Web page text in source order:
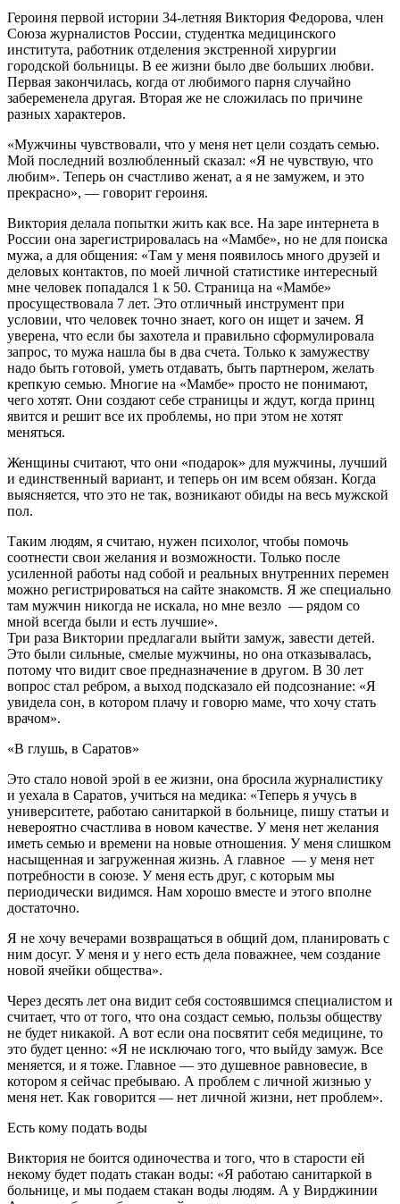
Героиня первой истории 34-летняя Виктория Федорова, член
Союза журналистов России, студентка медицинского
института, работник отделения экстренной хирургии
городской больницы. В ее жизни было две больших любви.
Первая закончилась, когда от любимого парня случайно
забеременела другая. Вторая же не сложилась по причине
разных характеров.
«Мужчины чувствовали, что у меня нет цели создать семью.
Мой последний возлюбленный сказал: «Я не чувствую, что
любим». Теперь он счастливо женат, а я не замужем, и это
прекрасно», — говорит героиня.
Виктория делала попытки жить как все. На заре интернета в
России она зарегистрировалась на «Мамбе», но не для поиска
мужа, а для общения: «Там у меня появилось много друзей и
деловых контактов, по моей личной статистике интересный
мне человек попадался 1 к 50. Страница на «Мамбе»
просуществовала 7 лет. Это отличный инструмент при
условии, что человек точно знает, кого он ищет и зачем. Я
уверена, что если бы захотела и правильно сформулировала
запрос, то мужа нашла бы в два счета. Только к замужеству
надо быть готовой, уметь отдавать, быть партнером, желать
крепкую семью. Многие на «Мамбе» просто не понимают,
чего хотят. Они создают себе страницы и ждут, когда принц
явится и решит все их проблемы, но при этом не хотят
меняться.
Женщины считают, что они «подарок» для мужчины, лучший
и единственный вариант, и теперь он им всем обязан. Когда
выясняется, что это не так, возникают обиды на весь мужской
пол.
Таким людям, я считаю, нужен психолог, чтобы помочь
соотнести свои желания и возможности. Только после
усиленной работы над собой и реальных внутренних перемен
можно регистрироваться на сайте знакомств. Я же специально
там мужчин никогда не искала, но мне везло — рядом со
мной всегда были и есть лучшие».
Три раза Виктории предлагали выйти замуж, завести детей.
Это были сильные, смелые мужчины, но она отказывалась,
потому что видит свое предназначение в другом. В 30 лет
вопрос стал ребром, а выход подсказало ей подсознание: «Я
увидела сон, в котором плачу и говорю маме, что хочу стать
врачом».
«В глушь, в Саратов»
Это стало новой эрой в ее жизни, она бросила журналистику
и уехала в Саратов, учиться на медика: «Теперь я учусь в
университете, работаю санитаркой в больнице, пишу статьи и
невероятно счастлива в новом качестве. У меня нет желания
иметь семью и времени на новые отношения. У меня слишком
насыщенная и загруженная жизнь. А главное — у меня нет
потребности в союзе. У меня есть друг, с которым мы
периодически видимся. Нам хорошо вместе и этого вполне
достаточно.
Я не хочу вечерами возвращаться в общий дом, планировать с
ним досуг. У меня и у него есть дела поважнее, чем создание
новой ячейки общества».
Через десять лет она видит себя состоявшимся специалистом и
считает, что от того, что она создаст семью, пользы обществу
не будет никакой. А вот если она посвятит себя медицине, то
это будет ценно: «Я не исключаю того, что выйду замуж. Все
меняется, и я тоже. Главное — это душевное равновесие, в
котором я сейчас пребываю. А проблем с личной жизнью у
меня нет. Как говорится — нет личной жизни, нет проблем».
Есть кому подать воды
Виктория не боится одиночества и того, что в старости ей
некому будет подать стакан воды: «Я работаю санитаркой в
больнице, и мы подаем стакан воды людям. А у Вирджинии